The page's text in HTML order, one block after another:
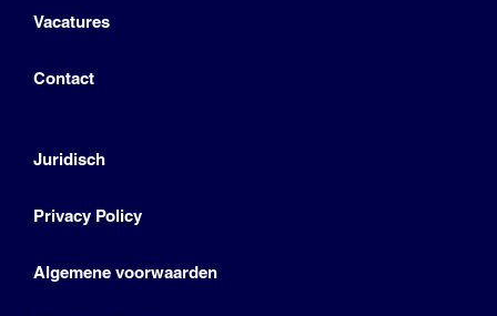
Vacatures
Contact
Juridisch
Privacy Policy
Algemene voorwaarden